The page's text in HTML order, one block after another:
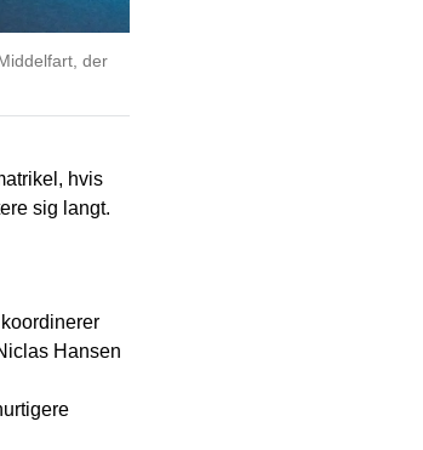
der
hvis
sig langt.
Hansen